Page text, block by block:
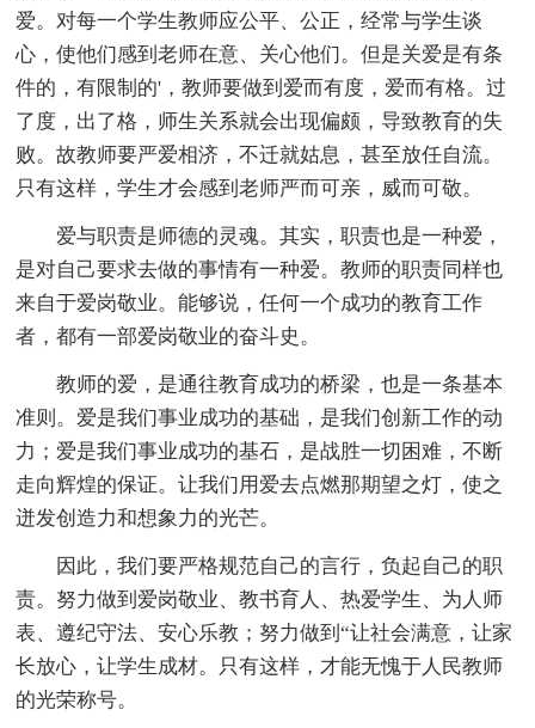
爱。对每一个学生教师应公平、公正，经常与学生谈
心，使他们感到老师在意、关心他们。但是关爱是有条
件的，有限制的'，教师要做到爱而有度，爱而有格。过
了度，出了格，师生关系就会出现偏颇，导致教育的失
败。故教师要严爱相济，不迁就姑息，甚至放任自流。
只有这样，学生才会感到老师严而可亲，威而可敬。
爱与职责是师德的灵魂。其实，职责也是一种爱，
是对自己要求去做的事情有一种爱。教师的职责同样也
来自于爱岗敬业。能够说，任何一个成功的教育工作
者，都有一部爱岗敬业的奋斗史。
教师的爱，是通往教育成功的桥梁，也是一条基本
准则。爱是我们事业成功的基础，是我们创新工作的动
力；爱是我们事业成功的基石，是战胜一切困难，不断
走向辉煌的保证。让我们用爱去点燃那期望之灯，使之
迸发创造力和想象力的光芒。
因此，我们要严格规范自己的言行，负起自己的职
责。努力做到爱岗敬业、教书育人、热爱学生、为人师
表、遵纪守法、安心乐教；努力做到“让社会满意，让家
长放心，让学生成材。只有这样，才能无愧于人民教师
的光荣称号。